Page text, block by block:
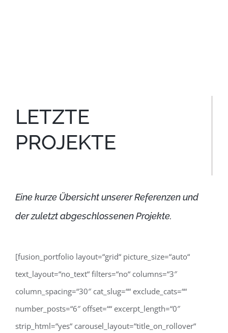
LETZTE
PROJEKTE
Eine kurze Übersicht unserer Referenzen und
der zuletzt abgeschlossenen Projekte.
[fusion_portfolio layout=“grid“ picture_size=“auto“
text_layout=“no_text“ filters=“no“ columns=“3″
column_spacing=“30″ cat_slug=““ exclude_cats=““
number_posts=“6″ offset=““ excerpt_length=“0″
strip_html=“yes“ carousel_layout=“title_on_rollover“